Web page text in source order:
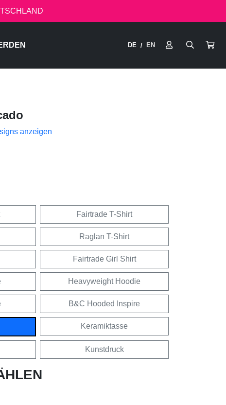
DE / EN
anzeigen
Fairtrade T-Shirt
Raglan T-Shirt
Fairtrade Girl Shirt
Heavyweight Hoodie
B&C Hooded Inspire
Keramiktasse
Kunstdruck